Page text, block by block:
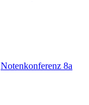
Notenkonferenz 8a